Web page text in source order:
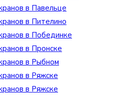
в Павельце
в Пителино
в Побединке
в Пронске
в Рыбном
в Ряжске
в Ряжске